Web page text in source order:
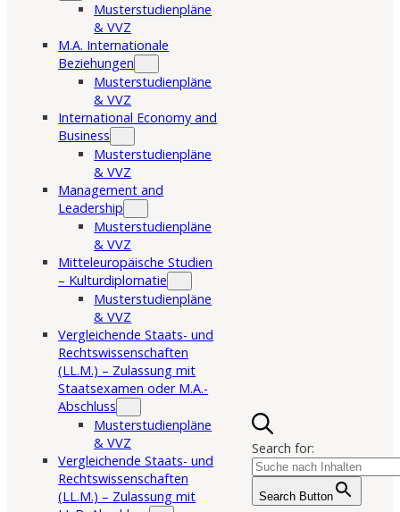
Musterstudienpläne
& VVZ
M.A. Internationale
Beziehungen
Musterstudienpläne
& VVZ
International Economy and
Business
Musterstudienpläne
& VVZ
Management and
Leadership
Musterstudienpläne
& VVZ
Mitteleuropäische Studien
– Kulturdiplomatie
Musterstudienpläne
& VVZ
Vergleichende Staats- und
Rechtswissenschaften
(LL.M.) – Zulassung mit
Staatsexamen oder M.A.-
Abschluss
Musterstudienpläne
& VVZ
Vergleichende Staats- und
Rechtswissenschaften
(LL.M.) – Zulassung mit
Search for:
Search Button